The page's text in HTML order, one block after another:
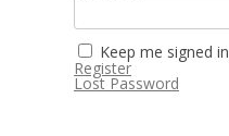
Keep me signed in
Register
Lost Password